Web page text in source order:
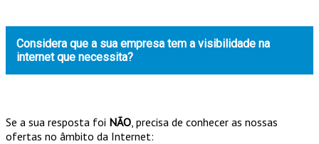
Considera que a sua empresa tem a visibilidade na
internet que necessita?
Se a sua resposta foi NÃO, precisa de conhecer as nossas
ofertas no âmbito da Internet: